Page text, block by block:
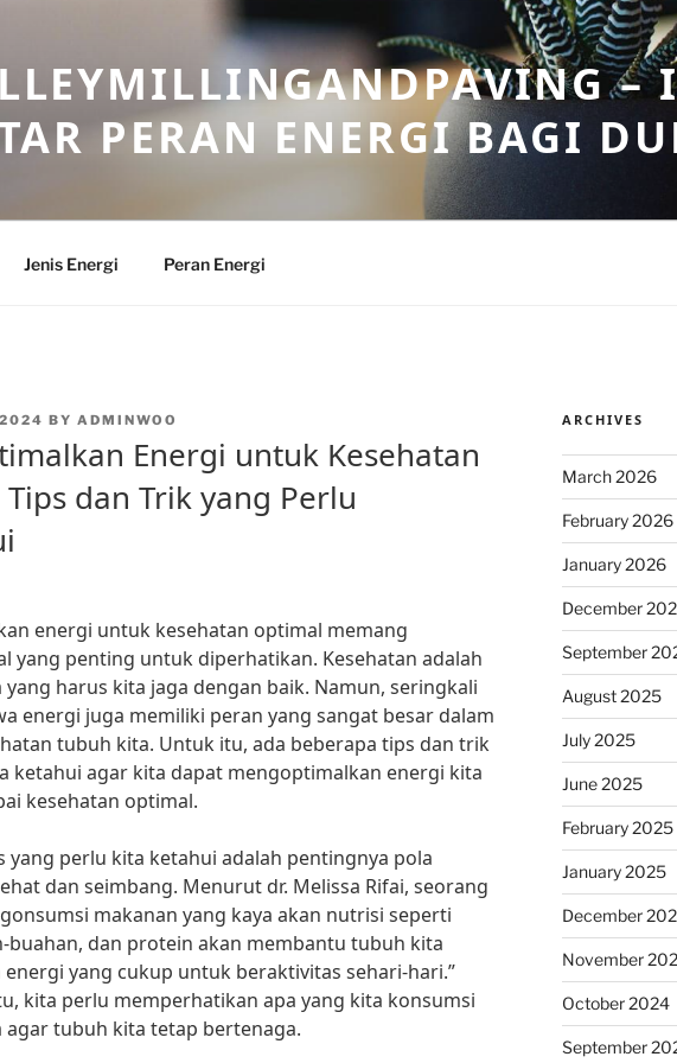
–
PERAN ENERGI BAGI
Jenis Energi Peran Energi
BY ADMINWOO
Energi untuk Kesehatan
dan Trik yang Perlu
energi untuk kesehatan optimal memang
yang penting untuk diperhatikan. Kesehatan adalah
harus kita jaga dengan baik. Namun, seringkali
energi juga memiliki peran yang sangat besar dalam
tubuh kita. Untuk itu, ada beberapa tips dan trik
ketahui agar kita dapat mengoptimalkan energi kita
kesehatan optimal.
yang perlu kita ketahui adalah pentingnya pola
dan seimbang. Menurut dr. Melissa Rifai, seorang
makanan yang kaya akan nutrisi seperti
buahan, dan protein akan membantu tubuh kita
yang cukup untuk beraktivitas sehari-hari.”
kita perlu memperhatikan apa yang kita konsumsi
agar tubuh kita tetap bertenaga.
ARCHIVES
March 2026
February 2026
January 2026
December
September
August 2025
July 2025
June 2025
February 2025
January 2025
December
November
October 2024
September